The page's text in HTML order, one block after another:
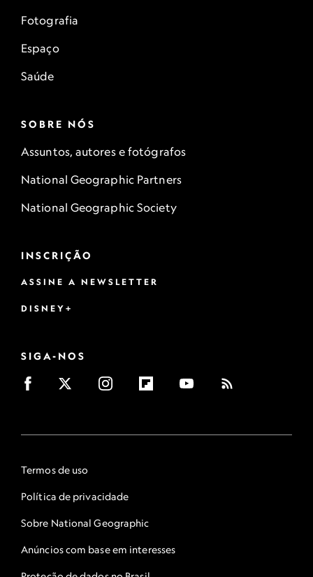
Fotografia
Espaço
Saúde
SOBRE NÓS
Assuntos, autores e fotógrafos
National Geographic Partners
National Geographic Society
INSCRIÇÃO
ASSINE A NEWSLETTER
DISNEY+
SIGA-NOS
Termos de uso
Política de privacidade
Sobre National Geographic
Anúncios com base em interesses